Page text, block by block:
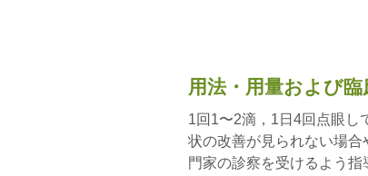
用法・用量および
1回1〜2滴，1日4回点眼し
状の改善が見られない場
門家の診察を受けるよう